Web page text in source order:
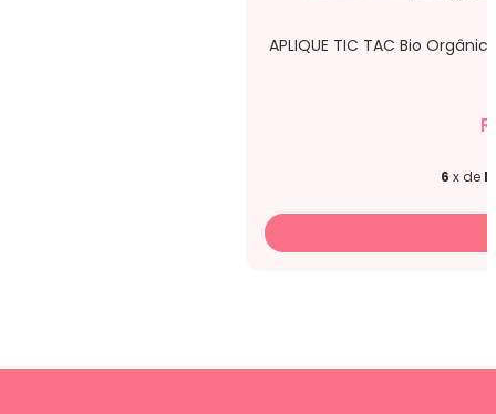
APLIQUE TIC TAC Bio
6 x de